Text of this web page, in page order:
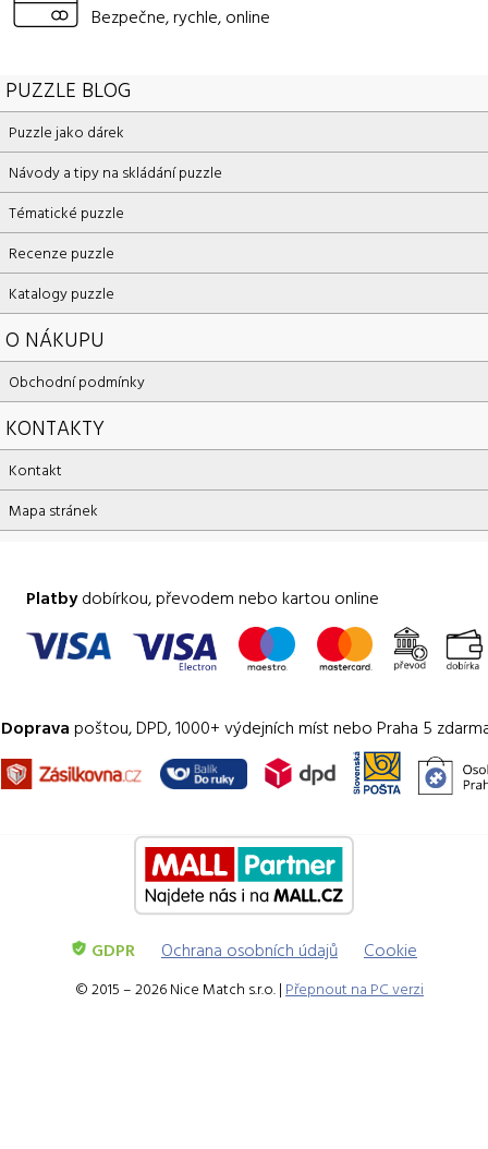
Bezpečne, rychle, online
PUZZLE BLOG
Puzzle jako dárek
Návody a tipy na skládání puzzle
Tématické puzzle
Recenze puzzle
Katalogy puzzle
O NÁKUPU
Obchodní podmínky
KONTAKTY
Kontakt
Mapa stránek
Platbydobírkou, převodem nebo kartou online
Doprava poštou, DPD, 1000+ výdejních míst nebo Praha 5
GDPR Ochrana osobních údajů Cookie
© 2015 – 2026 Nice Match s.r.o. | Přepnout na PC verzi